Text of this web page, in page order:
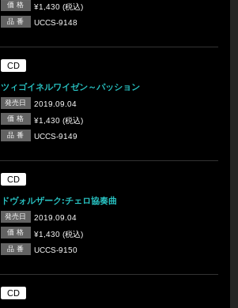
価 格 ¥1,430 (税込)
品 番 UCCS-9148
CD
ツィゴイネルワイゼン～パッション
発売日 2019.09.04
価 格 ¥1,430 (税込)
品 番 UCCS-9149
CD
ドヴォルザーク:チェロ協奏曲
発売日 2019.09.04
価 格 ¥1,430 (税込)
品 番 UCCS-9150
CD